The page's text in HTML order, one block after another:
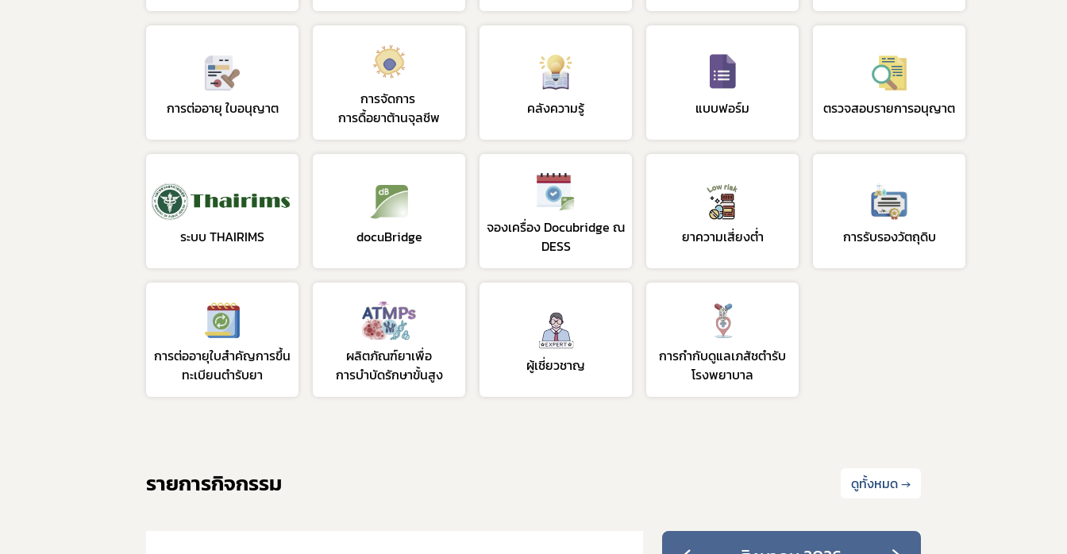
การต่ออายุ ใบอนุญาต
การจัดการ
การดื้อยาต้านจุลชีพ
คลังความรู้ แบบฟอร์ม ตรวจสอบรายการอนุญาต
ระบบ THAIRIMS docuBridge
จองเครื่อง Docubridge ณ
DESS
ยาความเสี่ยงต่ำ การรับรองวัตถุดิบ
การต่ออายุใบสำคัญการขึ้น
ทะเบียนตำรับยา
ผลิตภัณฑ์ยาเพื่อ
การบำบัดรักษาขั้นสูง
ผู้เชี่ยวชาญ
การกำกับดูแลเภสัชตำรับ
โรงพยาบาล
รายการกิจกรรม ดูทั้งหมด →